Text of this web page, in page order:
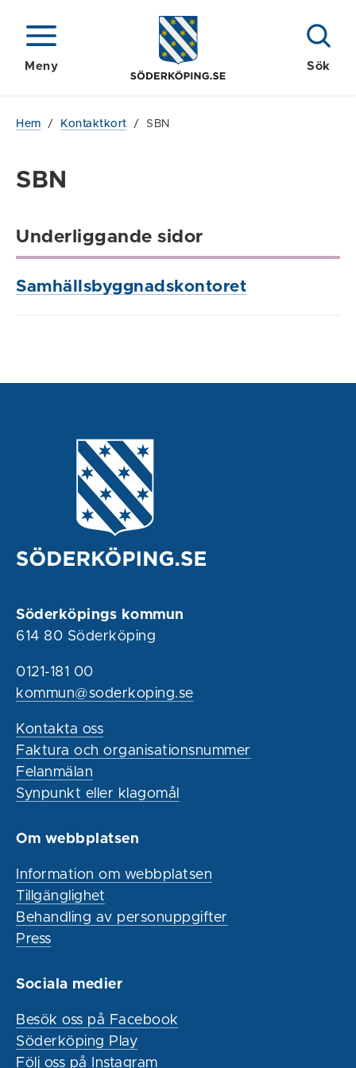
Meny Sök
Hem / Kontaktkort / SBN
SBN
Underliggande sidor
Samhällsbyggnadskontoret
Söderköpings kommun
614 80 Söderköping
0121-181 00
kommun@soderkoping.se
Kontakta oss
Faktura och organisationsnummer
Felanmälan
Synpunkt eller klagomål
Om webbplatsen
Information om webbplatsen
Tillgänglighet
Behandling av personuppgifter
Press
Sociala medier
Besök oss på Facebook
Söderköping Play
Följ oss på Instagram